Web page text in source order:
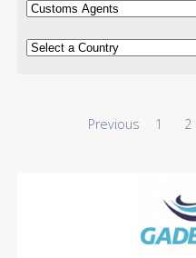
Previous 1 2